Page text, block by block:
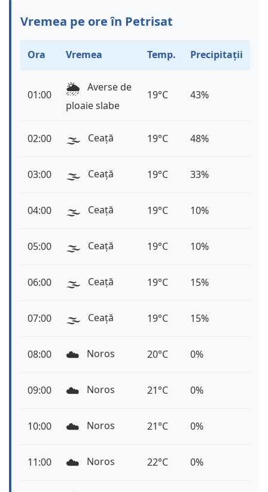
Vremea pe ore în Petrisat
Ora Vremea Temp. Precipitații
01:00 🌦️ Averse de
ploaie slabe
19°C 43%
02:00 🌫️ Ceață 19°C 48%
03:00 🌫️ Ceață 19°C 33%
04:00 🌫️ Ceață 19°C 10%
05:00 🌫️ Ceață 19°C 10%
06:00 🌫️ Ceață 19°C 15%
07:00 🌫️ Ceață 19°C 15%
08:00 ☁️ Noros 20°C 0%
09:00 ☁️ Noros 21°C 0%
10:00 ☁️ Noros 21°C 0%
11:00 ☁️ Noros 22°C 0%